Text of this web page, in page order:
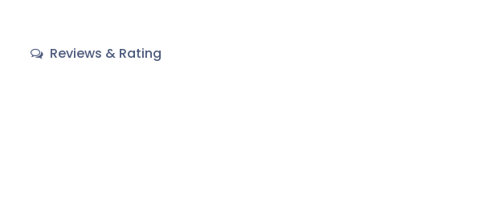
Reviews & Rating